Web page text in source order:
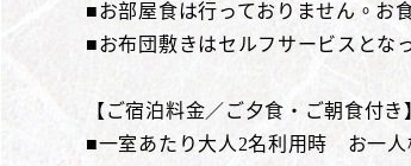
■お部屋食は行っておりません。お
■お布団敷きはセルフサービスとな
【ご宿泊料金／ご夕食・ご朝食付き
■一室あたり大人2名利用時 お一